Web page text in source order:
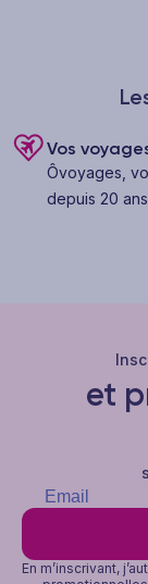
Vos
Ôvoyages,
depuis 20
et
En m’inscrivant,